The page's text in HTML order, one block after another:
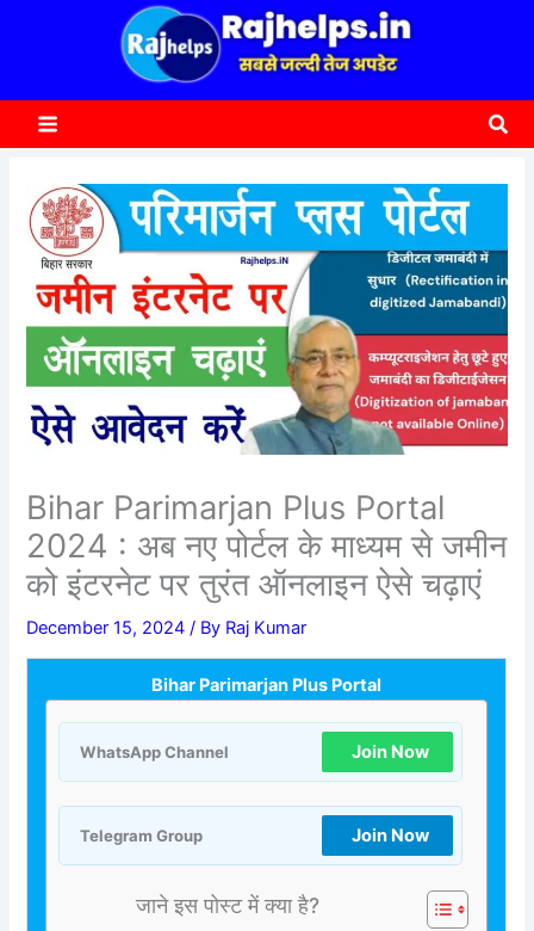
Bihar Parimarjan Plus Portal
2024 : अब नए पोर्टल के माध्यम से जमीन
को इंटरनेट पर तुरंत ऑनलाइन ऐसे चढ़ाएं
December 15, 2024/ By Raj Kumar
Bihar Parimarjan Plus Portal
WhatsApp Channel Join Now
Telegram Group Join Now
जाने इस पोस्ट में क्या है?
c